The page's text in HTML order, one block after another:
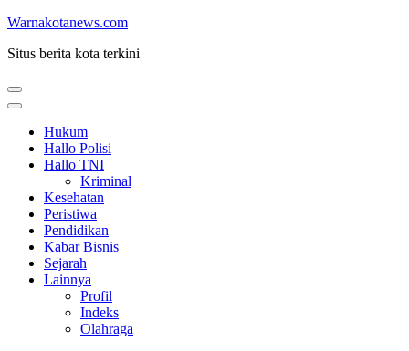
Lompat
konten
Enter)
Warnakotanews.com
Situs berita kota terkini
Hukum
Hallo Polisi
Hallo TNI
Kriminal
Kesehatan
Peristiwa
Pendidikan
Kabar Bisnis
Sejarah
Lainnya
Profil
Indeks
Olahraga